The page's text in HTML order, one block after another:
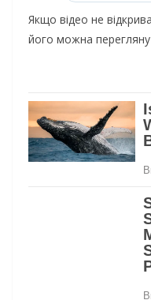
Якщо відео не
його можна